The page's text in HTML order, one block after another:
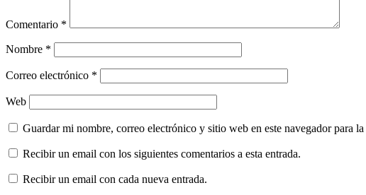
Comentario *
Nombre *
Correo electrónico *
Web
Guardar mi nombre, correo electrónico y sitio web en este navegador para
Recibir un email con los siguientes comentarios a esta entrada.
Recibir un email con cada nueva entrada.